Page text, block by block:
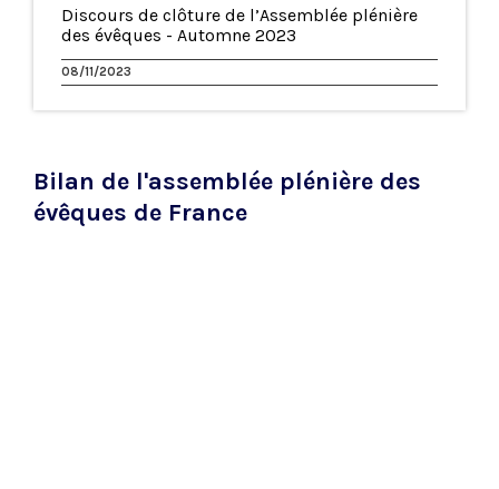
Discours de clôture de l’Assemblée plénière
des évêques - Automne 2023
08/11/2023
Bilan de l'assemblée plénière des
évêques de France